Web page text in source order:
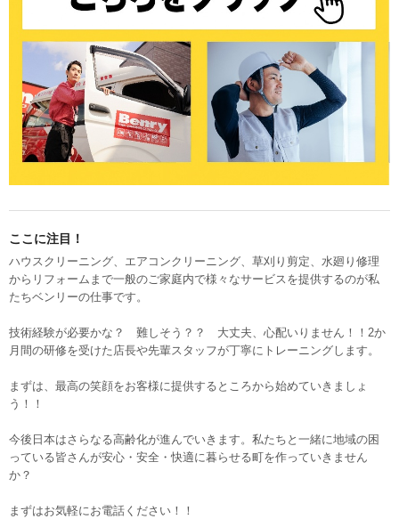
ここに注目！
ハウスクリーニング、エアコンクリーニング、草刈り剪定、水廻り修理
からリフォームまで一般のご家庭内で様々なサービスを提供するのが私
たちベンリーの仕事です。
技術経験が必要かな？ 難しそう？？ 大丈夫、心配いりません！！2か
月間の研修を受けた店長や先輩スタッフが丁寧にトレーニングします。
まずは、最高の笑顔をお客様に提供するところから始めていきましょ
う！！
今後日本はさらなる高齢化が進んでいきます。私たちと一緒に地域の困
っている皆さんが安心・安全・快適に暮らせる町を作っていきません
か？
まずはお気軽にお電話ください！！